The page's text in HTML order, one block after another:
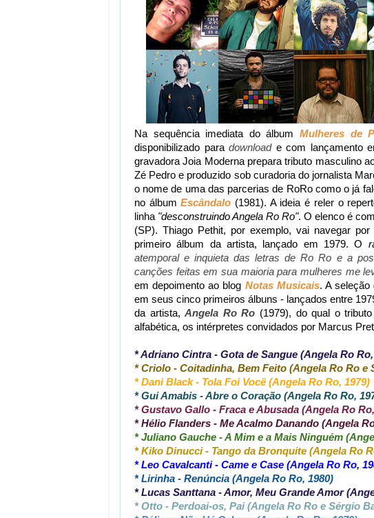
Na sequência imediata do álbumMulheres de
disponibilizado paradownloade com lançamento
gravadora Joia Moderna prepara tributo masculino
Zé Pedro e produzido sob curadoria do jornalista
o nome de uma das parcerias de RoRo como o já
no álbumEscândalo (1981). A ideia é reler o
linha "desconstruindo Angela Ro Ro". O elenco é
(SP). Thiago Pethit, por exemplo, vai navegar por
primeiro álbum da artista, lançado em 1979. O
atemporal e inquieta das letras de Ro Ro e a
canções feitas em sua maioria para mulheres me
em depoimento ao blog Notas Musicais. A seleção
em seus cinco primeiros álbuns - lançados entre
da artista,Angela Ro Ro (1979), do qual o
alfabética, os intérpretes convidados por Marcus
* Adriano Cintra - Gota de Sangue (Angela Ro Ro,
* Criolo - Coitadinha, Bem Feito (Angela Ro Ro e
* Dani Black - Tola Foi Você (Angela Ro Ro, 1979)
* Gui Amabis - Abre o Coração (Angela Ro Ro,
* Gustavo Gallo - Fraca e Abusada (Angela Ro
* Hélio Flanders - Me Acalmo Danando (Angela
* Juliano Gauche - A Mim e a Mais Ninguém
* Kiko Dinucci - Tango da Bronquite (Angela Ro
* Leo Cavalcanti - Came e Case (Angela Ro Ro,
* Lirinha - Renúncia (Angela Ro Ro, 1980)
* Lucas Santtana - Amor, Meu Grande Amor
* Otto - Perdoai-os, Pai (Angela Ro Ro e Sérgio